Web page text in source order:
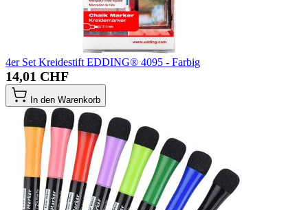
4er Set Kreidestift EDDING® 4095 - Farbig
14,01 CHF
In den Warenkorb